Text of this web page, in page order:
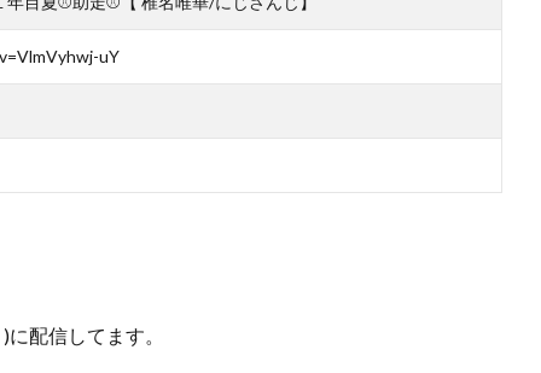
uY
配信してます。